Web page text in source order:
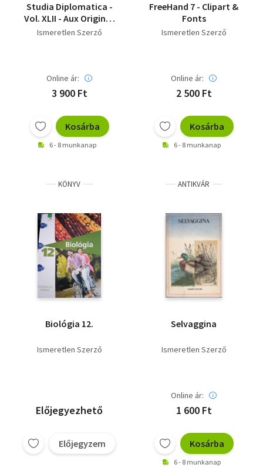
Studia Diplomatica -
Vol. XLII - Aux Origines
De La Seconde Guerre
Ismeretlen Szerző
Online ár:
3 900 Ft
Kosárba
6 - 8 munkanap
FreeHand 7 - Clipart &
Fonts
Ismeretlen Szerző
Online ár:
2 500 Ft
Kosárba
6 - 8 munkanap
KÖNYV
Biológia 12.
Ismeretlen Szerző
Előjegyezhető
Előjegyzem
ANTIKVÁR
Selvaggina
Ismeretlen Szerző
Online ár:
1 600 Ft
Kosárba
6 - 8 munkanap